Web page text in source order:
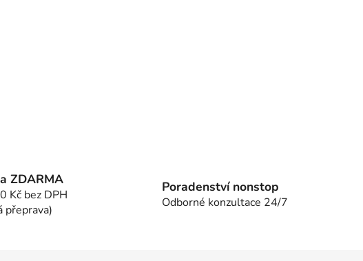
ZDARMA
Kč bez DPH
přeprava)
Poradenství nonstop
Odborné konzultace 24/7